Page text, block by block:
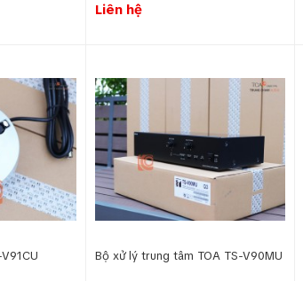
Liên hệ
Bộ xử lý trung tâm TOA TS-V90MU